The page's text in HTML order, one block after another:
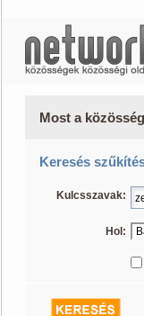
Most a
Keresés
Kulcsszavak:
Hol: